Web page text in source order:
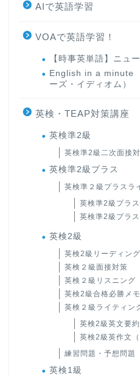
AIで英語学習
VOAで英語学習！
【時事英単語】ニュ
English in a minute
ーズ・イディオム）
英検・TEAP対策講座
英検準2級
英検準2級二次面接
英検準2級プラス
英検準２級プラスラ
英検準2級プラ
英検準2級プラ
英検2級
英検2級リーディン
英検２級面接対策
英検２級リスニング
英検2級合格必勝メモ
英検２級ライティン
英検2級英文要
英検2級英作文
練習問題・予想問題
英検1級